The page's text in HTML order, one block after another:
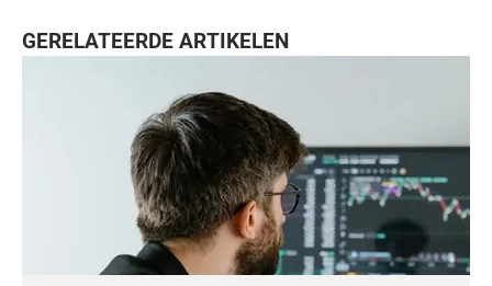
GERELATEERDE ARTIKELEN